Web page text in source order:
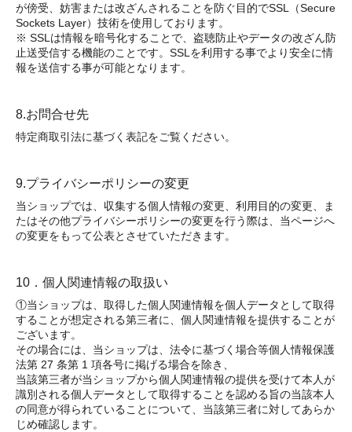
が傍受、妨害または改ざんされることを防ぐ目的でSSL（Secure
Sockets Layer）技術を使用しております。
※ SSLは情報を暗号化することで、盗聴防止やデータの改ざん防
止送受信する機能のことです。SSLを利用する事でより安全に情
報を送信する事が可能となります。
8.お問合せ先
特定商取引法に基づく表記をご覧ください。
9.プライバシーポリシーの変更
当ショップでは、収集する個人情報の変更、利用目的の変更、ま
たはその他プライバシーポリシーの変更を行う際は、当ページへ
の変更をもって公表とさせていただきます。
10．個人関連情報の取扱い
①当ショップは、取得した個人関連情報を個人データとして取得
することが想定される第三者に、個人関連情報を提供することが
ございます。
その場合には、当ショップは、法令に基づく場合等個人情報保護
法第 27 条第 1 項各号に掲げる場合を除き、
当該第三者が当ショップから個人関連情報の提供を受けて本人が
識別される個人データとして取得することを認める旨の当該本人
の同意が得られていることについて、当該第三者に対してあらか
じめ確認します。